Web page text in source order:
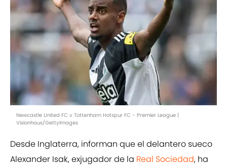
Newcastle United FC v Tottenham Hotspur FC - Premier League |
Visionhaus/GettyImages
Desde Inglaterra, informan que el delantero sueco
Alexander Isak, exjugador de la Real Sociedad, ha